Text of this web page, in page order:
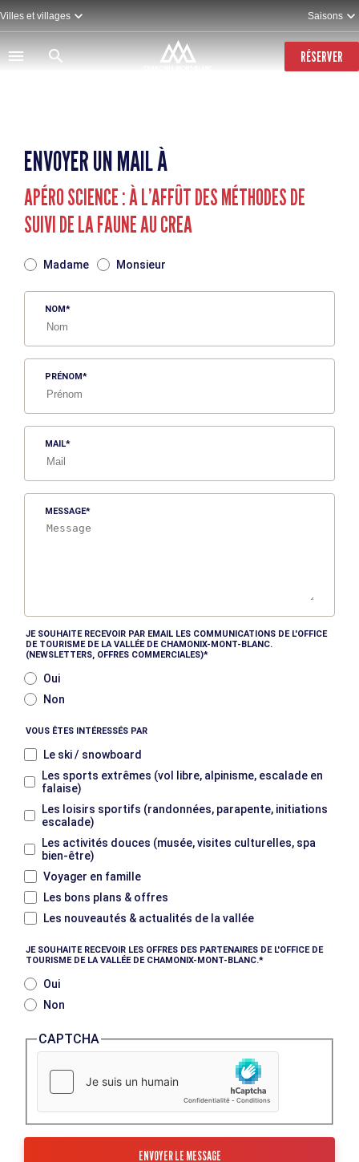
Aller
au
contenu
principal
Villes et villages Saisons
RÉSERVER
ENVOYER UN MAIL À
APÉRO SCIENCE : À L’AFFÛT DES MÉTHODES DE
SUIVI DE LA FAUNE AU CREA
Madame Monsieur
NOM
PRÉNOM
MAIL
MESSAGE
JE SOUHAITE RECEVOIR PAR EMAIL LES COMMUNICATIONS DE L'OFFICE
DE TOURISME DE LA VALLÉE DE CHAMONIX-MONT-BLANC.
(NEWSLETTERS, OFFRES COMMERCIALES)
Oui
Non
VOUS ÊTES INTÉRESSÉS PAR
Le ski / snowboard
Les sports extrêmes (vol libre, alpinisme, escalade en
falaise)
Les loisirs sportifs (randonnées, parapente, initiations
escalade)
Les activités douces (musée, visites culturelles, spa
bien-être)
Voyager en famille
Les bons plans & offres
Les nouveautés & actualités de la vallée
JE SOUHAITE RECEVOIR LES OFFRES DES PARTENAIRES DE L'OFFICE DE
TOURISME DE LA VALLÉE DE CHAMONIX-MONT-BLANC.
Oui
Non
CAPTCHA